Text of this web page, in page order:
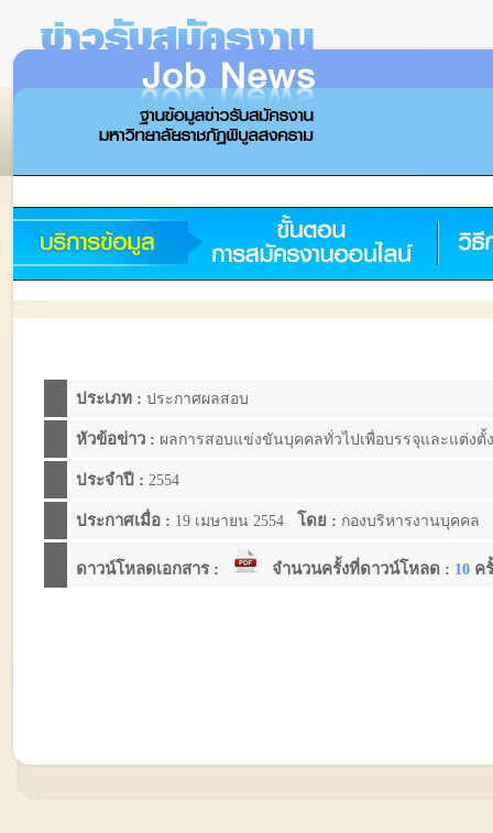
ประเภท : ประกาศผลสอบ
หัวข้อข่าว : ผลการสอบแข่งขันบุคคลทั่วไปเพื่อบรรจุและแต่งตั้
ประจำปี : 2554
ประกาศเมื่อ : 19 เมษายน 2554 โดย : กองบริหารงานบุคคล
ดาวน์โหลดเอกสาร : จำนวนครั้งที่ดาวน์โหลด : 10 ค